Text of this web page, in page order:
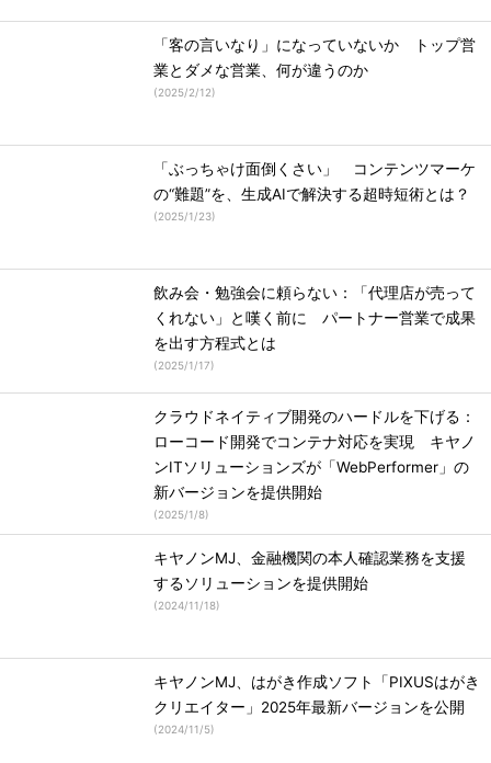
「客の言いなり」になっていないか トップ営
業とダメな営業、何が違うのか
(2025/2/12)
「ぶっちゃけ面倒くさい」 コンテンツマーケ
の“難題”を、生成AIで解決する超時短術とは？
(2025/1/23)
飲み会・勉強会に頼らない：「代理店が売って
くれない」と嘆く前に パートナー営業で成果
を出す方程式とは
(2025/1/17)
クラウドネイティブ開発のハードルを下げる：
ローコード開発でコンテナ対応を実現 キヤノ
ンITソリューションズが「WebPerformer」の
新バージョンを提供開始
(2025/1/8)
キヤノンMJ、金融機関の本人確認業務を支援
するソリューションを提供開始
(2024/11/18)
キヤノンMJ、はがき作成ソフト「PIXUSはがき
クリエイター」2025年最新バージョンを公開
(2024/11/5)